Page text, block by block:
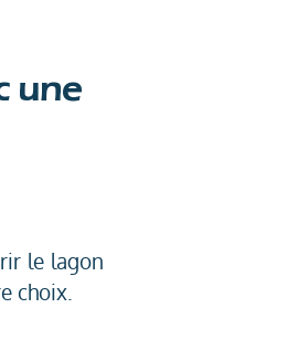
une
le lagon
choix.